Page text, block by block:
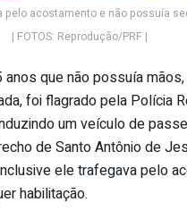
pelo acostamento e não possuía
| FOTOS: Reprodução/PRF |
anos que não possuía
foi flagrado pela Polícia
um veículo de
de Santo Antônio de
ele trafegava pelo
habilitação.